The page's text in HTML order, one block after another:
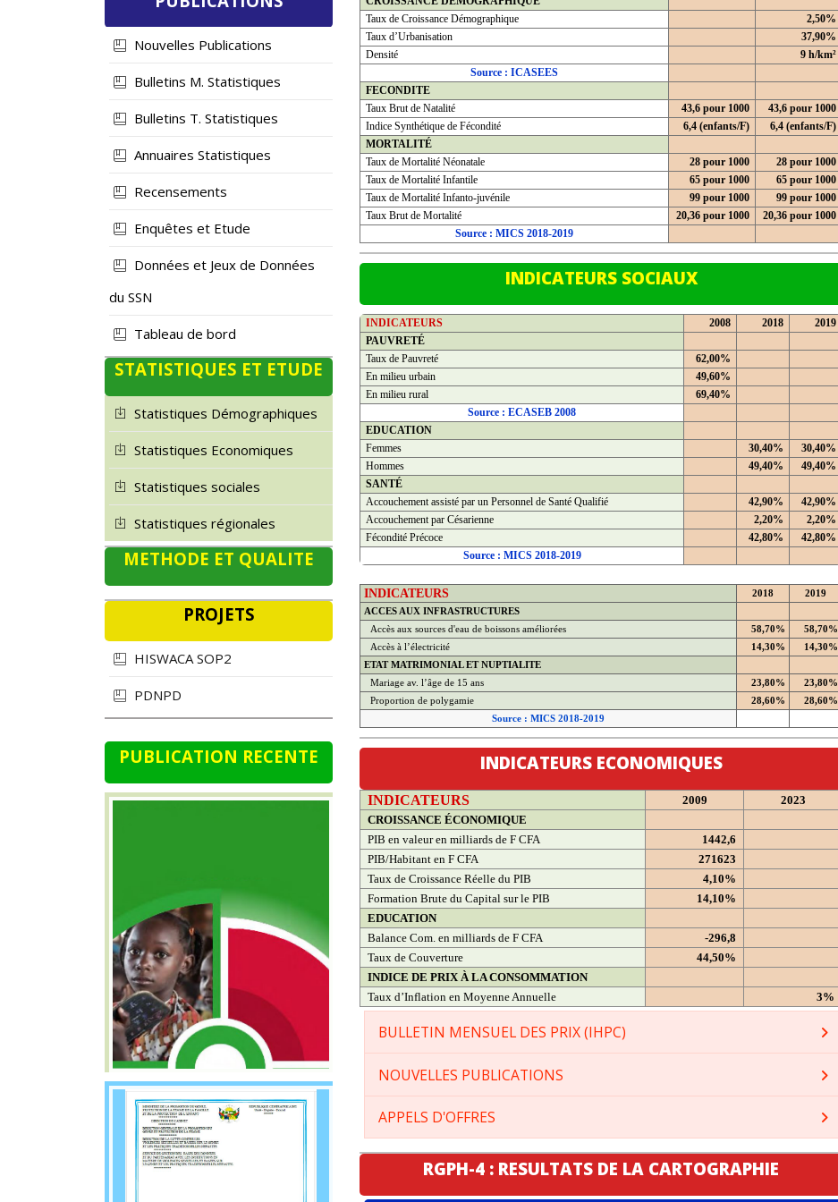
Nouvelles Publications
Bulletins M. Statistiques
Bulletins T. Statistiques
Annuaires Statistiques
Recensements
Enquêtes et Etude
Données et Jeux de Données
du SSN
Tableau de bord
STATISTIQUES ET ETUDE
Statistiques Démographiques
Statistiques Economiques
Statistiques sociales
Statistiques régionales
METHODE ET QUALITE
PROJETS
HISWACA SOP2
PDNPD
PUBLICATION RECENTE
Taux de Croissance Démographique
2,50%
Taux d’Urbanisation
37,90%
Densité
9 h/km²
Source : ICASEES
FECONDITE
Taux Brut de Natalité
43,6 pour 1000
43,6 pour 1000
Indice Synthétique de Fécondité
6,4 (enfants/F)
6,4 (enfants/F)
MORTALITÉ
Taux de Mortalité Néonatale
28 pour 1000
28 pour 1000
Taux de Mortalité Infantile
65 pour 1000
65 pour 1000
Taux de Mortalité Infanto-juvénile
99 pour 1000
99 pour 1000
Taux Brut de Mortalité
20,36 pour 1000
20,36 pour 1000
Source : MICS 2018-2019
INDICATEURS SOCIAUX
INDICATEURS 2008 2018
2019
PAUVRETÉ
Taux de Pauvreté
62,00%
En milieu urbain
49,60%
En milieu rural
69,40%
Source : ECASEB 2008
EDUCATION
Femmes
30,40%
30,40%
Hommes
49,40%
49,40%
SANTÉ
Accouchement assisté par un Personnel de Santé Qualifié
42,90%
42,90%
Accouchement par Césarienne
2,20%
2,20%
Fécondité Précoce
42,80%
42,80%
Source : MICS 2018-2019
INDICATEURS 2018
2019
ACCES AUX INFRASTRUCTURES
Accès aux sources d'eau de boissons améliorées
58,70%
58,70%
Accès à l’électricité
14,30%
14,30%
ETAT MATRIMONIAL ET NUPTIALITE
Mariage av. l’âge de 15 ans
23,80%
23,80%
Proportion de polygamie
28,60%
28,60%
Source : MICS 2018-2019
INDICATEURS ECONOMIQUES
INDICATEURS 2009
2023
CROISSANCE ÉCONOMIQUE
PIB en valeur en milliards de F CFA
1442,6
PIB/Habitant en F CFA
271623
Taux de Croissance Réelle du PIB
4,10%
Formation Brute du Capital sur le PIB
14,10%
EDUCATION
Balance Com. en milliards de F CFA
-296,8
Taux de Couverture
44,50%
INDICE DE PRIX À LA CONSOMMATION
Taux d’Inflation en Moyenne Annuelle
3%
BULLETIN MENSUEL DES PRIX (IHPC)
NOUVELLES PUBLICATIONS
APPELS D'OFFRES
RGPH-4 : RESULTATS DE LA CARTOGRAPHIE